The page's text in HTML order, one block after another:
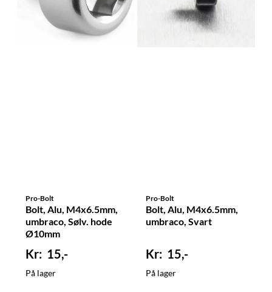
Pro-Bolt
Bolt, Alu, M4x6.5mm,
umbraco, Sølv. hode
Ø10mm
15,-
På lager
Pro-Bolt
Bolt, Alu, M4x6.5mm,
umbraco, Svart
15,-
På lager